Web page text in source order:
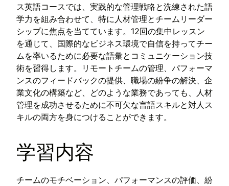
ス英語コースでは、実践的な管理戦略と洗練された語
学力を組み合わせて、特に人材管理とチームリーダー
シップに焦点を当てています。12回の集中レッスン
を通じて、国際的なビジネス環境で自信を持ってチー
ムを率いるために必要な語彙とコミュニケーション技
術を習得します。リモートチームの管理、パフォーマ
ンスのフィードバックの提供、職場の紛争の解決、企
業文化の構築など、どのような業務であっても、人材
管理を成功させるために不可欠な言語スキルと対人ス
キルの両方を身につけることができます。
学習内容
チームのモチベーション、パフォーマンスの評価、紛